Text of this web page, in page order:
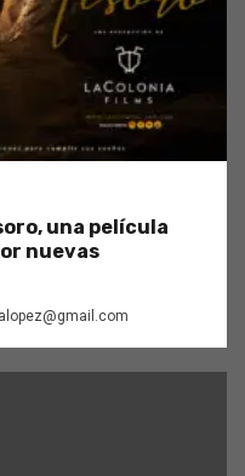
una película
nuevas